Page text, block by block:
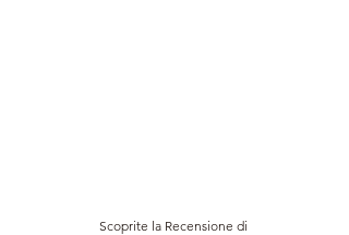
Scoprite la Recensione di